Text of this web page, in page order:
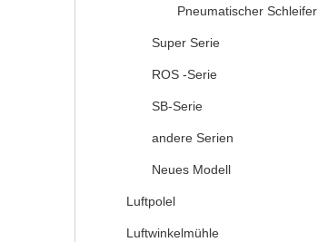
Pneumatischer Schleifer
Super Serie
ROS -Serie
SB-Serie
andere Serien
Neues Modell
Luftpolel
Luftwinkelmühle